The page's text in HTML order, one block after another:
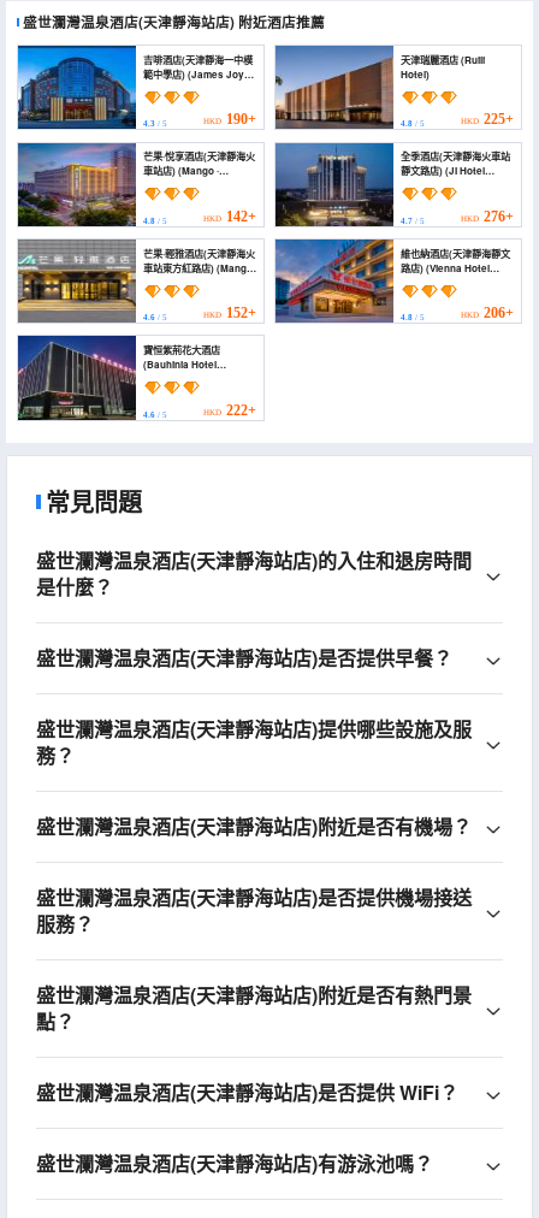
盛世瀾灣温泉酒店(天津靜海站店) 附近酒店推薦
吉啡酒店(天津靜海一中模
範中學店) (James Joyce
Coffetel (Tianjin Jinghai
Development Zone
Haixinyuan))
4.3 / 5 HKD 190+
天津瑞麗酒店 (Ruili
Hotel)
4.8/ 5 HKD 225+
芒果·悅享酒店(天津靜海火
車站店) (Mango ·
Yuexiang Hotel (Tianjin
Jinghai Railway
4.8 / 5 HKD 142+
全季酒店(天津靜海火車站
靜文路店) (JI Hotel
(Tianjin Jinghai Railway
Station Jingwen Road))
4.7/ 5 HKD 276+
芒果·輕雅酒店(天津靜海火
車站東方紅路店) (Mango
Qingya Hotel)
4.6 / 5 HKD 152+
維也納酒店(天津靜海靜文
路店) (Vienna Hotel
(Tianjin Jinghai
Jingwen Road Branch))
4.8/ 5 HKD 206+
寶恒紫荊花大酒店
(Bauhinia Hotel
Baoheng)
4.6 / 5 HKD 222+
常見問題
盛世瀾灣温泉酒店(天津靜海站店)的入住和退房時間
是什麼？
盛世瀾灣温泉酒店(天津靜海站店)是否提供早餐？
盛世瀾灣温泉酒店(天津靜海站店)提供哪些設施及服
務？
盛世瀾灣温泉酒店(天津靜海站店)附近是否有機場？
盛世瀾灣温泉酒店(天津靜海站店)是否提供機場接送
服務？
盛世瀾灣温泉酒店(天津靜海站店)附近是否有熱門景
點？
盛世瀾灣温泉酒店(天津靜海站店)是否提供 WiFi？
盛世瀾灣温泉酒店(天津靜海站店)有游泳池嗎？